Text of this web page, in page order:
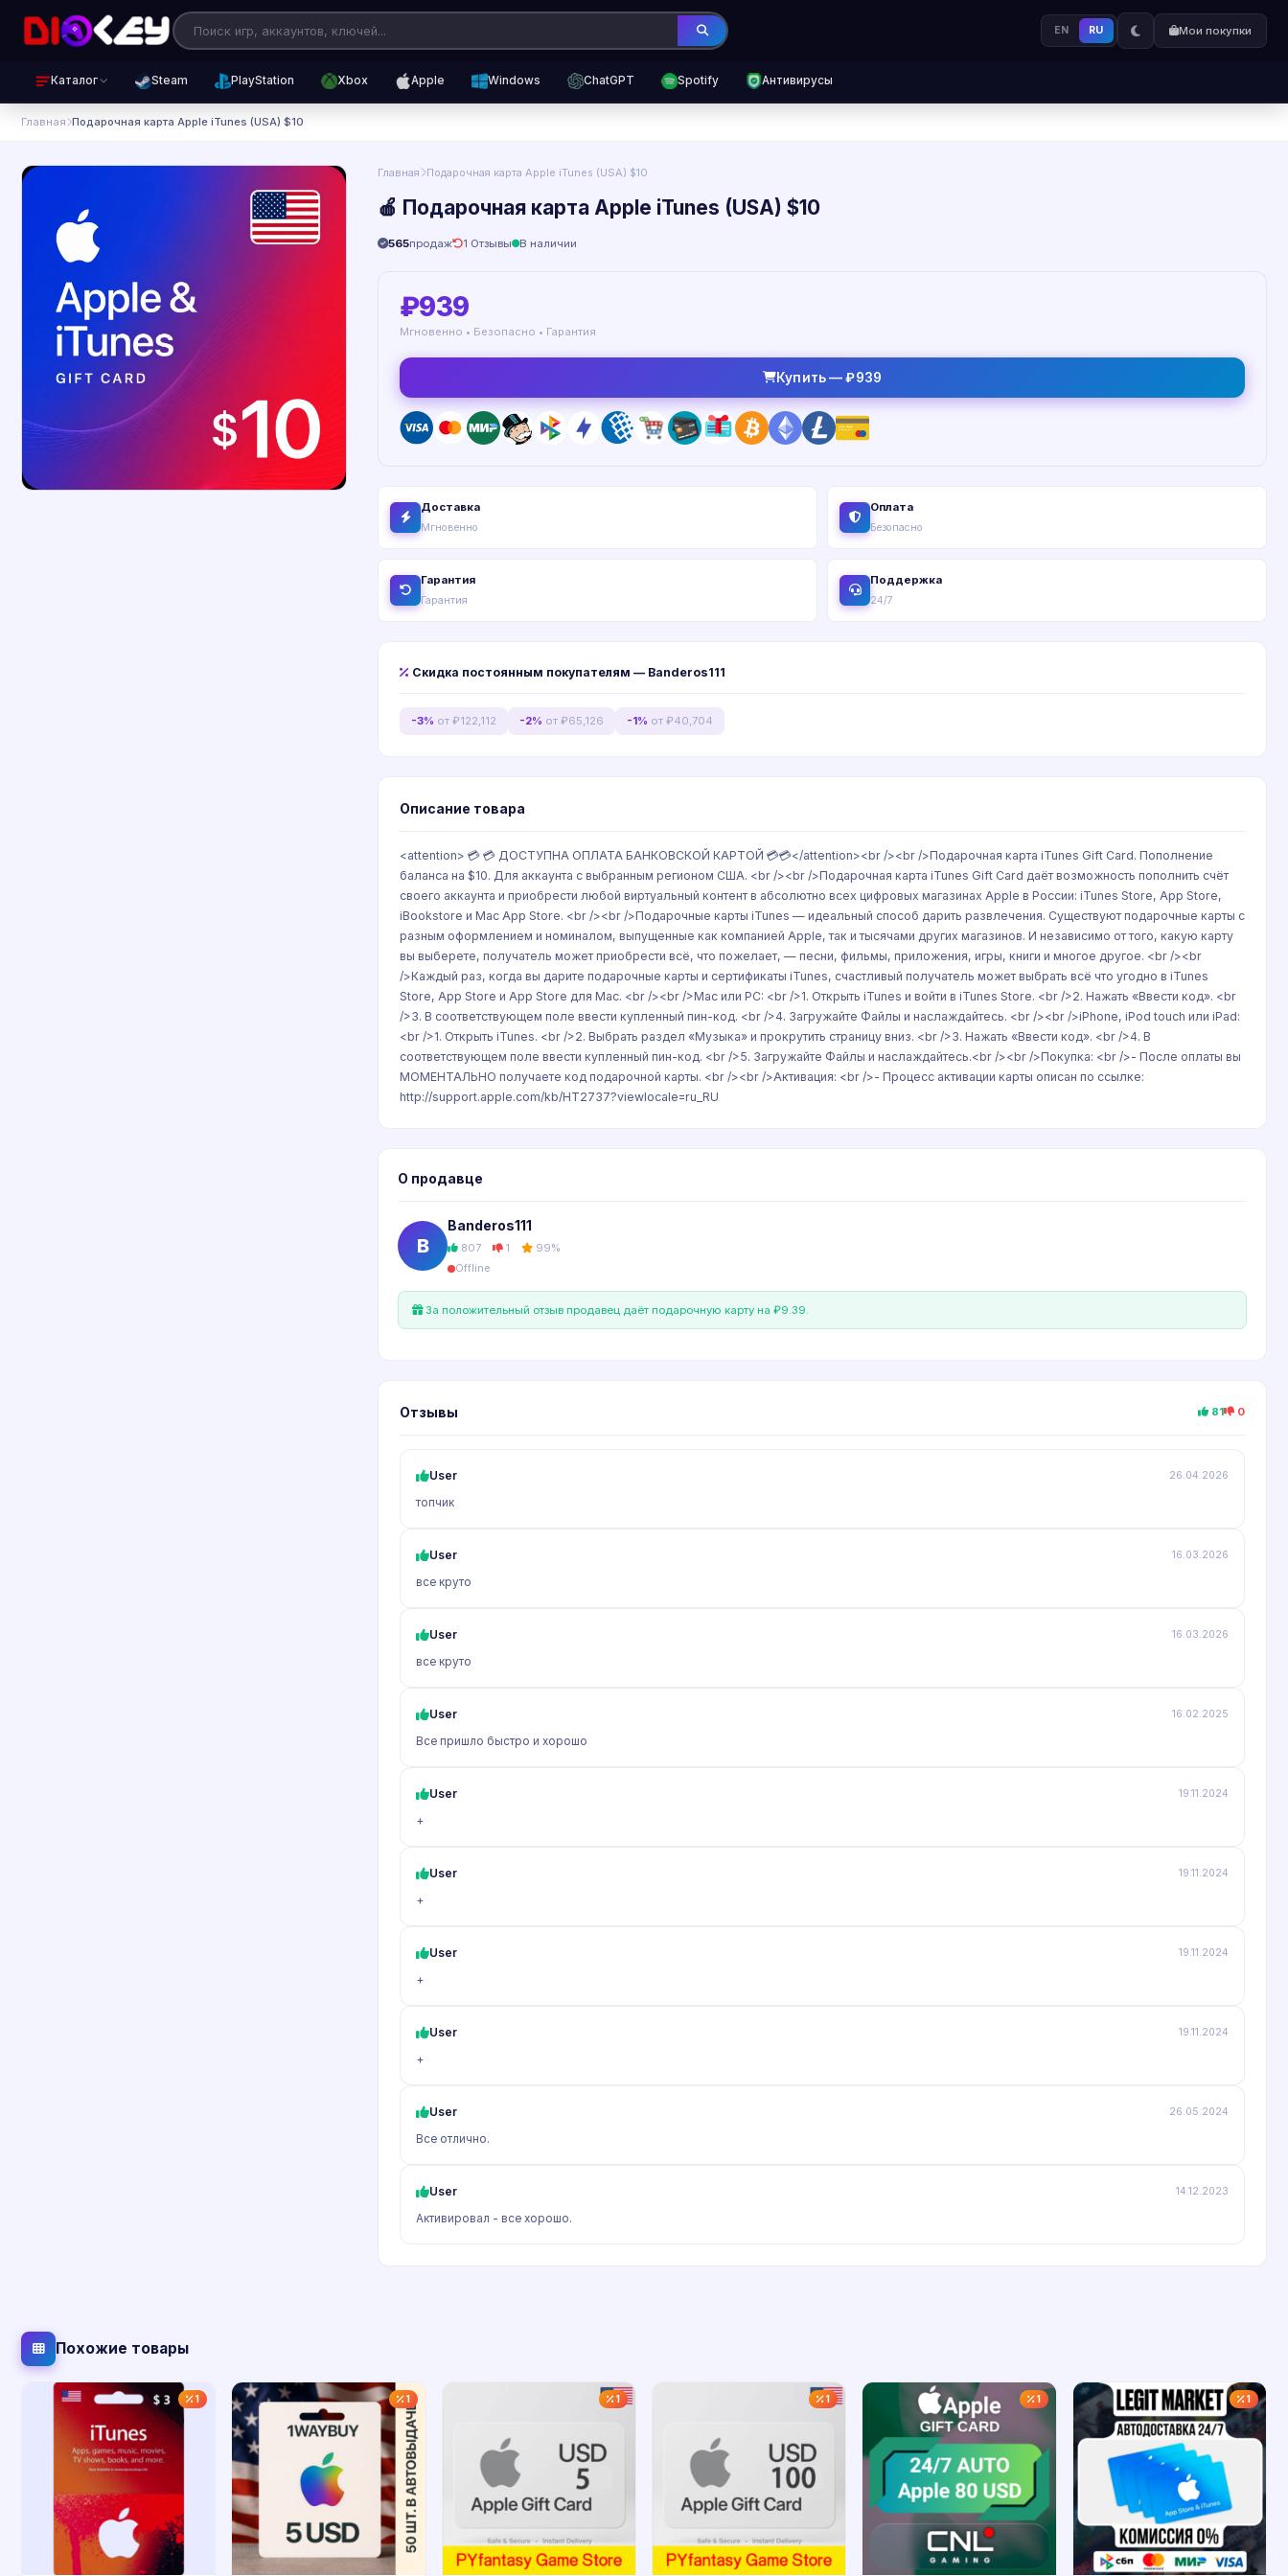
EN RU Мои покупки
Каталог Steam PlayStation Xbox Apple Windows ChatGPT Spotify Антивирусы
Главная Подарочная карта Apple iTunes (USA) $10
Главная Подарочная карта Apple iTunes (USA) $10
🍎 Подарочная карта Apple iTunes (USA) $10
565продаж 1 Отзывы В наличии
₽939
Мгновенно • Безопасно • Гарантия
Купить — ₽939
Доставка
Мгновенно
Оплата
Безопасно
Гарантия
Гарантия
Поддержка
24/7
Скидка постоянным покупателям — Banderos111
-3% от ₽122,112 -2% от ₽65,126 -1% от ₽40,704
Описание товара
<attention> 💳 💳 ДОСТУПНА ОПЛАТА БАНКОВСКОЙ КАРТОЙ 💳💳</attention><br /><br />Подарочная карта iTunes Gift Card. Пополнение
баланса на $10. Для аккаунта с выбранным регионом США. <br /><br />Подарочная карта iTunes Gift Card даёт возможность пополнить счёт
своего аккаунта и приобрести любой виртуальный контент в абсолютно всех цифровых магазинах Apple в России: iTunes Store, App Store,
iBookstore и Mac App Store. <br /><br />Подарочные карты iTunes — идеальный способ дарить развлечения. Существуют подарочные карты с
разным оформлением и номиналом, выпущенные как компанией Apple, так и тысячами других магазинов. И независимо от того, какую карту
вы выберете, получатель может приобрести всё, что пожелает, — песни, фильмы, приложения, игры, книги и многое другое. <br /><br
/>Каждый раз, когда вы дарите подарочные карты и сертификаты iTunes, счастливый получатель может выбрать всё что угодно в iTunes
Store, App Store и App Store для Mac. <br /><br />Mac или PC: <br />1. Открыть iTunes и войти в iTunes Store. <br />2. Нажать «Ввести код». <br
/>3. В соответствующем поле ввести купленный пин-код. <br />4. Загружайте Файлы и наслаждайтесь. <br /><br />iPhone, iPod touch или iPad:
<br />1. Открыть iTunes. <br />2. Выбрать раздел «Музыка» и прокрутить страницу вниз. <br />3. Нажать «Ввести код». <br />4. В
соответствующем поле ввести купленный пин-код. <br />5. Загружайте Файлы и наслаждайтесь.<br /><br />Покупка: <br />- После оплаты вы
МОМЕНТАЛЬНО получаете код подарочной карты. <br /><br />Активация: <br />- Процесс активации карты описан по ссылке:
http://support.apple.com/kb/HT2737?viewlocale=ru_RU
О продавце
B
Banderos111
807 1 99%
Offline
За положительный отзыв продавец даёт подарочную карту на ₽9.39.
Отзывы 81 0
User 26.04.2026
топчик
User 16.03.2026
все круто
User 16.03.2026
все круто
User 16.02.2025
Все пришло быстро и хорошо
User 19.11.2024
+
User 19.11.2024
+
User 19.11.2024
+
User 19.11.2024
+
User 26.05.2024
Все отлично.
User 14.12.2023
Активировал - все хорошо.
Похожие товары
1 1 1 1 1 1